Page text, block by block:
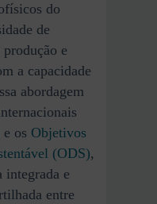
do
de
e
a capacidade
abordagem
e os Objetivos
(ODS),
integrada e
entre